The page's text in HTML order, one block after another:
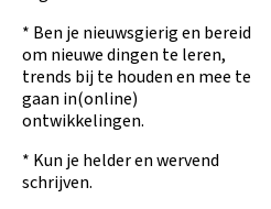
* Ben je nieuwsgierig en bereid
om nieuwe dingen te leren,
trends bij te houden en mee te
gaan in(online)
ontwikkelingen.
* Kun je helder en wervend
schrijven.